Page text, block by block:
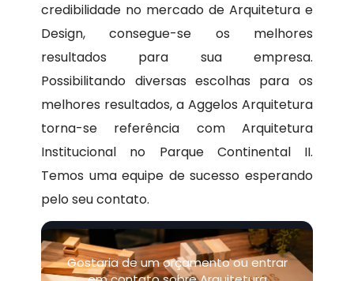
credibilidade no mercado de Arquitetura e
Design, consegue-se os melhores
resultados para sua empresa.
Possibilitando diversas escolhas para os
melhores resultados, a Aggelos Arquitetura
torna-se referência com Arquitetura
Institucional no Parque Continental II.
Temos uma equipe de sucesso esperando
pelo seu contato.
Gostaria de um orçamento ou entrar